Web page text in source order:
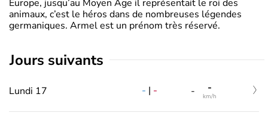
Europe, jusqu’au Moyen Age il représentait le roi des
animaux, c’est le héros dans de nombreuses légendes
germaniques. Armel est un prénom très réservé.
jours suivants
Lundi 17 - | - - -
km/h